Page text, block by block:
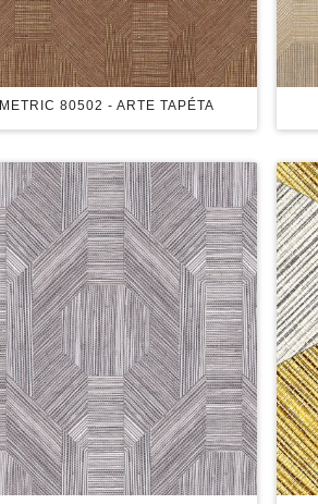
METRIC 80502 - ARTE TAPÉTA